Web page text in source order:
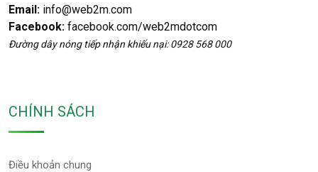
Email: info@web2m.com
Facebook: facebook.com/web2mdotcom
Đường dây nóng tiếp nhận khiếu nại: 0928 568 000
CHÍNH SÁCH
Điều khoản chung